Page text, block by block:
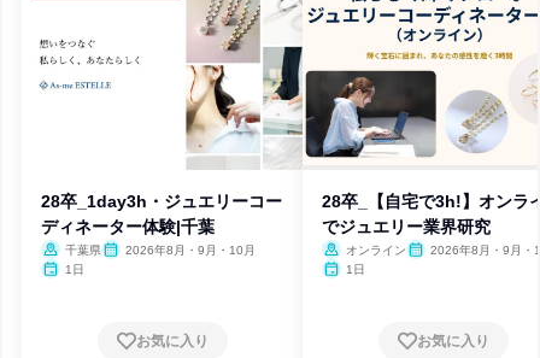
28卒_1day3h・ジュエリーコー
ディネーター体験|千葉
千葉県
2026年8月・9月・10月
1日
お気に入り
28卒_【自宅で3h!】オンラ
でジュエリー業界研究
オンライン
2026年8月・9月・
1日
お気に入り